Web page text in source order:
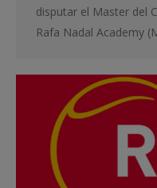
disputar el Master del
Rafa Nadal Academy